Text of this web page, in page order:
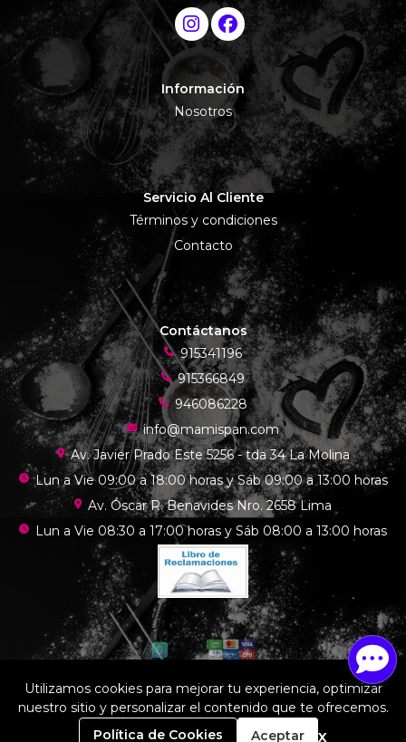
Información
Nosotros
Servicio Al Cliente
Términos y condiciones
Contacto
Contáctanos
915341196
915366849
946086228
info@mamispan.com
Av. Javier Prado Este 5256 - tda 34 La Molina
Lun a Vie 09:00 a 18:00 horas y Sáb 09:00 a 13:00 horas
Av. Óscar R. Benavides Nro. 2658 Lima
Lun a Vie 08:30 a 17:00 horas y Sáb 08:00 a 13:00 horas
Mamis chef © 2026
¿Te gusta mi tienda? Yo vendo con
0
Utilizamos cookies para mejorar tu experiencia, optimizar
nuestro sitio y personalizar el contenido que te ofrecemos.
Política de Cookies
Aceptar x